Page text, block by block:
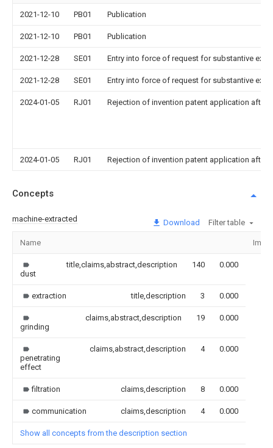
2021-12-10 PB01 Publication
2021-12-10 PB01 Publication
2021-12-28 SE01 Entry into force of request for substantive
2021-12-28 SE01 Entry into force of request for substantive
2024-01-05 RJ01 Rejection of invention patent application after
2024-01-05 RJ01 Rejection of invention patent application after
Concepts
machine-extracted Download Filter table
Name
dust
title,claims,abstract,description 140 0.000
extraction title,description 3 0.000
grinding
claims,abstract,description 19 0.000
penetrating
effect
claims,abstract,description 4 0.000
filtration claims,description 8 0.000
communication claims,description 4 0.000
Show all concepts from the description section